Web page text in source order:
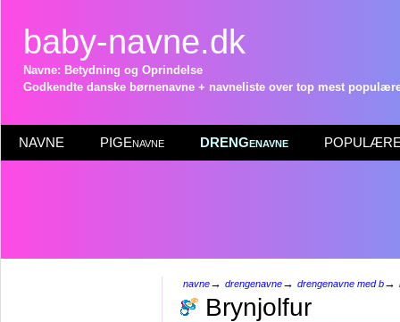
baby-navne.dk
Navne: Betydning og Oprindelse
Godkendte danske børnenavne + navneliste over top mest
NAVNE PIGEnavne DRENGenavne POPULÆRE
navne→ drengenavne→ drengenavne med b→
Brynjolfur